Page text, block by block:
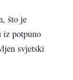
što je
iz potpuno
svjetski